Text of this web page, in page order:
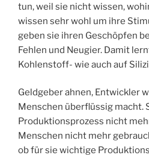
tun, weil sie nicht wissen,
wissen sehr wohl um ihre
geben sie ihren Geschöpfen
Fehlen und Neugier. Damit
Kohlenstoff- wie auch auf
Geldgeber ahnen, Entwickler
Menschen überflüssig macht.
Produktionsprozess nicht
Menschen nicht mehr
ob für sie wichtige